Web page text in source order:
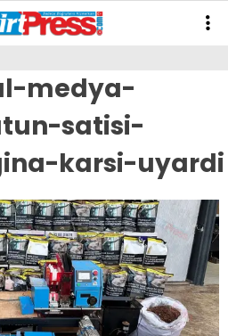
medya-
satisi-
karsi-uyardi